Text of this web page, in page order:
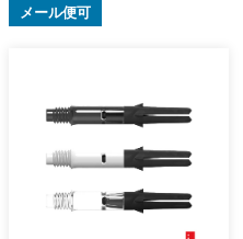
メール便可